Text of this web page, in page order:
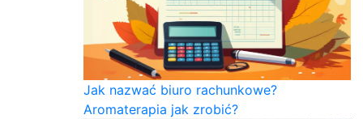
Jak nazwać biuro rachunkowe?
Aromaterapia jak zrobić?